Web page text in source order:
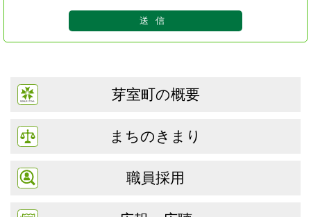
芽室町の概要
まちのきまり
職員採用